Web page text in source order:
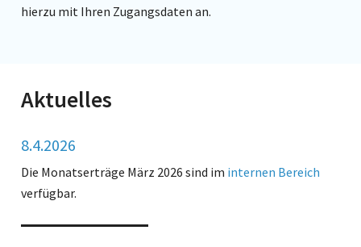
hierzu mit Ihren Zugangsdaten an.
Aktuelles
8.4.2026
Die Monatserträge März 2026 sind im internen Bereich
verfügbar.